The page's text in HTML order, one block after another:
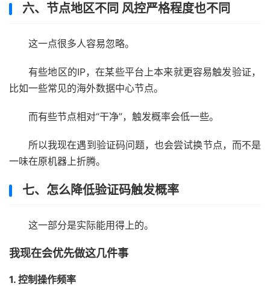
六、节点地区不同 风控严格程度也不同
这一点很多人容易忽略。
有些地区的IP，在某些平台上本来就更容易触发验证，
比如一些常见的海外数据中心节点。
而有些节点相对“干净”，触发概率会低一些。
所以我现在遇到验证码问题，也会尝试换节点，而不是
一味在原机器上折腾。
七、怎么降低验证码触发概率
这一部分是实际能用得上的。
我现在会优先做这几件事
1. 控制操作频率